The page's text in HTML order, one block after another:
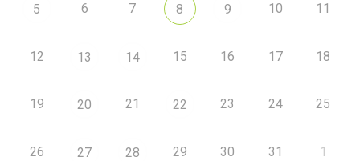
5 6 7 8 9 10 11
12 13 14 15 16 17 18
19 20 21 22 23 24 25
26 27 28 29 30 31 1